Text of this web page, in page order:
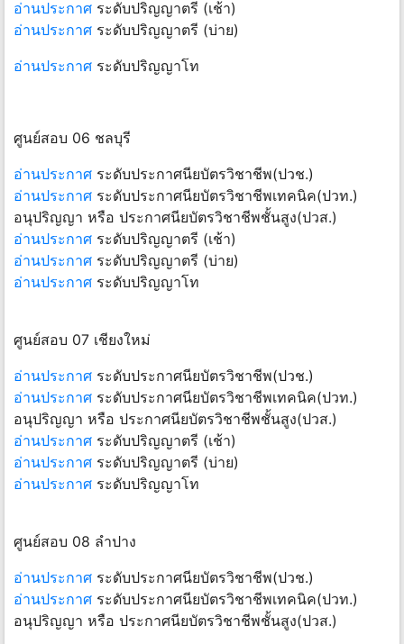
อ่านประกาศ ระดับปริญญาตรี (เช้า)
อ่านประกาศ ระดับปริญญาตรี (บ่าย)
อ่านประกาศ ระดับปริญญาโท
ศูนย์สอบ 06 ชลบุรี
อ่านประกาศ ระดับประกาศนียบัตรวิชาชีพ(ปวช.)
อ่านประกาศ ระดับประกาศนียบัตรวิชาชีพเทคนิค(ปวท.)
อนุปริญญา หรือ ประกาศนียบัตรวิชาชีพชั้นสูง(ปวส.)
อ่านประกาศ ระดับปริญญาตรี (เช้า)
อ่านประกาศ ระดับปริญญาตรี (บ่าย)
อ่านประกาศ ระดับปริญญาโท
ศูนย์สอบ 07 เชียงใหม่
อ่านประกาศ ระดับประกาศนียบัตรวิชาชีพ(ปวช.)
อ่านประกาศ ระดับประกาศนียบัตรวิชาชีพเทคนิค(ปวท.)
อนุปริญญา หรือ ประกาศนียบัตรวิชาชีพชั้นสูง(ปวส.)
อ่านประกาศ ระดับปริญญาตรี (เช้า)
อ่านประกาศ ระดับปริญญาตรี (บ่าย)
อ่านประกาศ ระดับปริญญาโท
ศูนย์สอบ 08 ลำปาง
อ่านประกาศ ระดับประกาศนียบัตรวิชาชีพ(ปวช.)
อ่านประกาศ ระดับประกาศนียบัตรวิชาชีพเทคนิค(ปวท.)
อนุปริญญา หรือ ประกาศนียบัตรวิชาชีพชั้นสูง(ปวส.)